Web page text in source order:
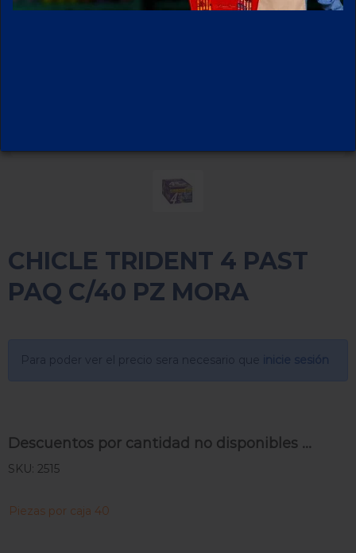
CHICLE TRIDENT 4 PAST
PAQ C/40 PZ MORA
Para poder ver el precio sera necesario que
Descuentos por cantidad no disponibles ...
SKU: 2515
Piezas por caja 40